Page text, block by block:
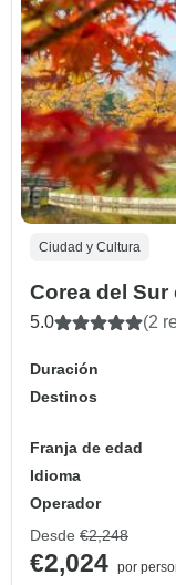
Ciudad y Cultura
Corea del Sur
5.0 (2
Duración
Destinos
Franja de edad
Idioma
Operador
Desde €2,248
€2,024 por